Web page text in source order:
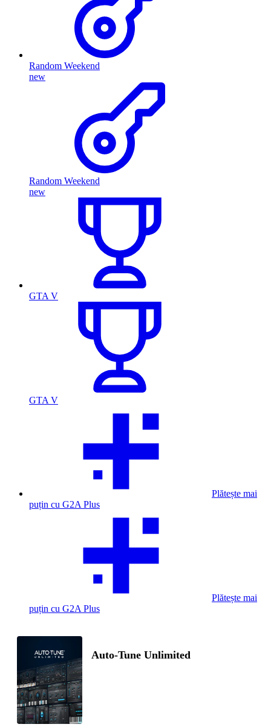
Random Weekend
new
Random Weekend
new
GTA V
GTA V
Plătește mai
puțin cu G2A Plus
Plătește mai
puțin cu G2A Plus
Auto-Tune Unlimited